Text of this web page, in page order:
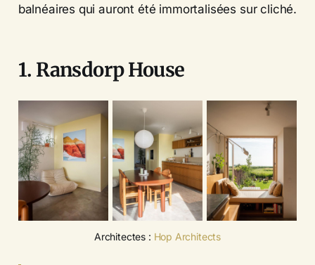
balnéaires qui auront été immortalisées sur cliché.
1. Ransdorp House
Architectes : Hop Architects